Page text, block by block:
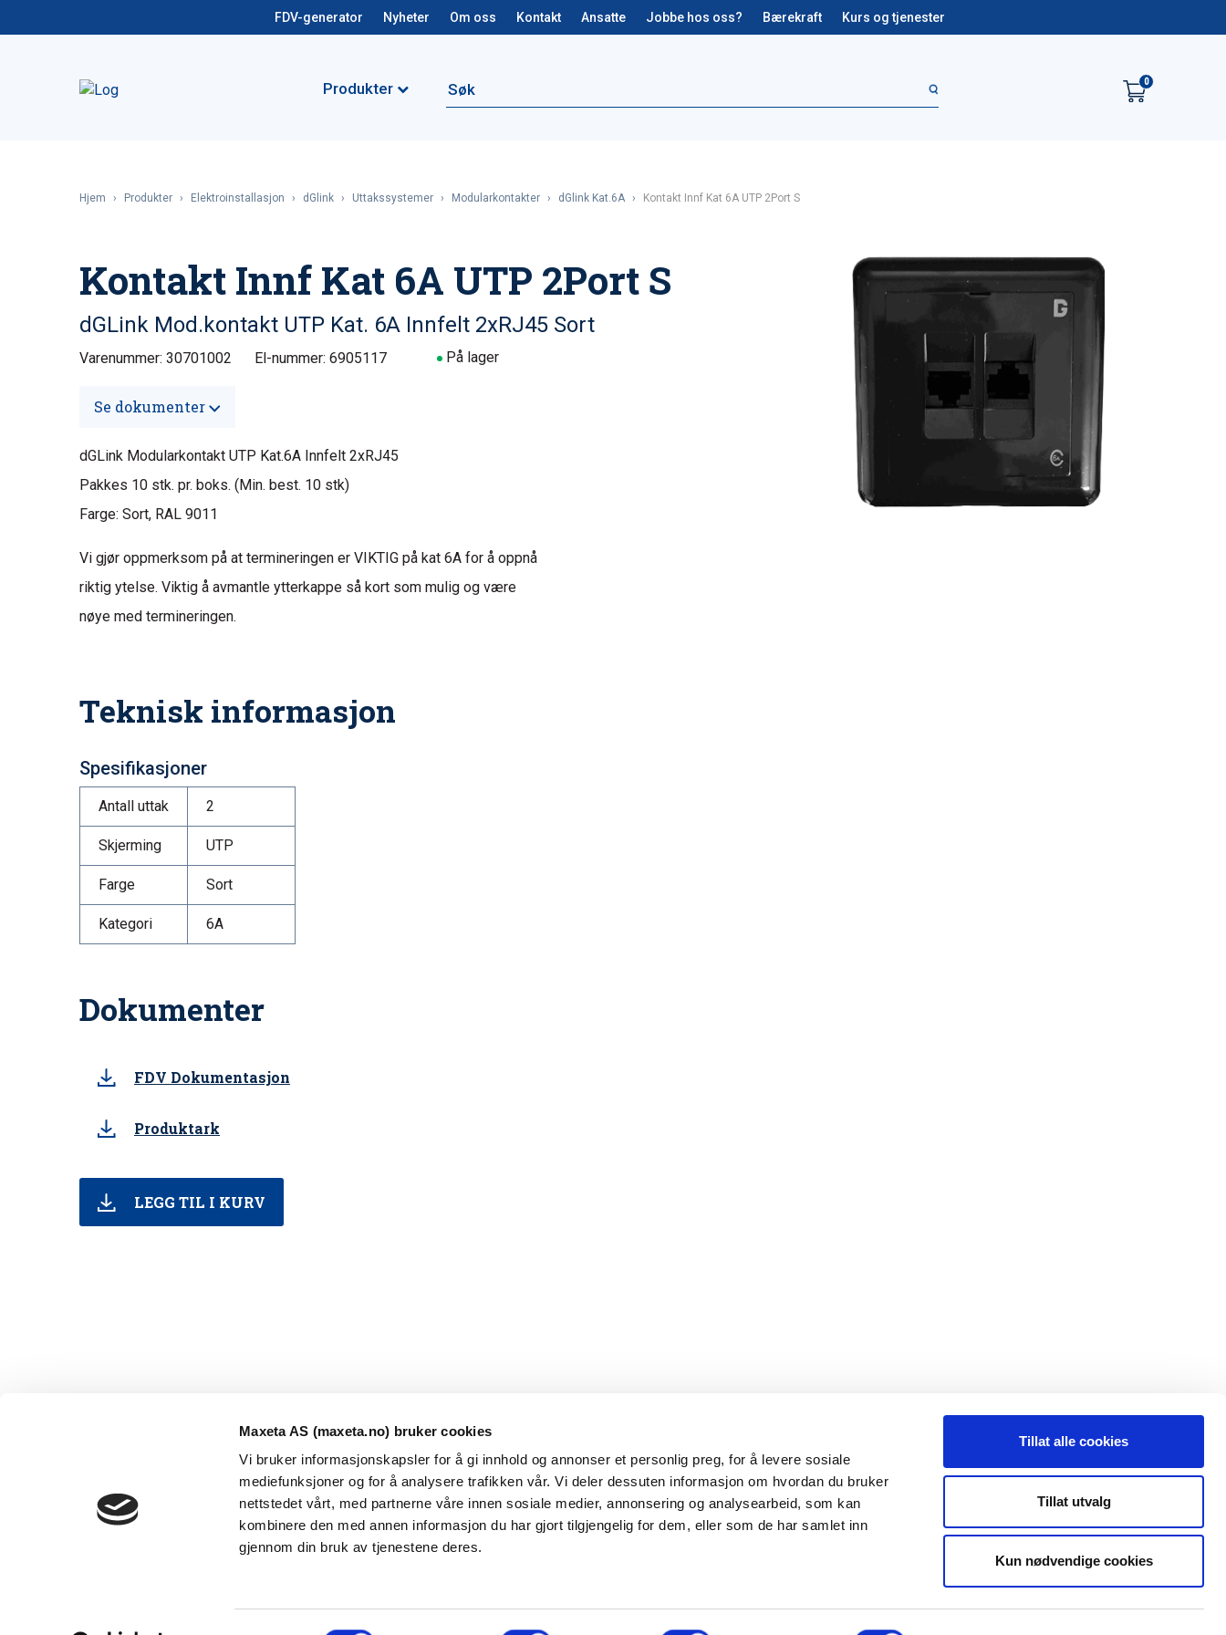
Maxeta AS (maxeta.no) bruker cookies
Vi bruker informasjonskapsler for å gi innhold og annonser et personlig preg, for å levere sosiale
mediefunksjoner og for å analysere trafikken vår. Vi deler dessuten informasjon om hvordan du bruker
nettstedet vårt, med partnerne våre innen sosiale medier, annonsering og analysearbeid, som kan
kombinere den med annen informasjon du har gjort tilgjengelig for dem, eller som de har samlet inn
gjennom din bruk av tjenestene deres.
Tillat alle cookies
Tillat utvalg
Kun nødvendige cookies
FDV-generator Nyheter Om oss Kontakt Ansatte Jobbe hos oss? Bærekraft Kurs og tjenester
Produkter 0
Hjem › Produkter › Elektroinstallasjon › dGlink › Uttakssystemer › Modularkontakter › dGlink Kat.6A › Kontakt Innf Kat 6A UTP 2Port S
Kontakt Innf Kat 6A UTP 2Port S
dGLink Mod.kontakt UTP Kat. 6A Innfelt 2xRJ45 Sort
Varenummer: 30701002 El-nummer: 6905117 På lager
Se dokumenter
dGLink Modularkontakt UTP Kat.6A Innfelt 2xRJ45
Pakkes 10 stk. pr. boks. (Min. best. 10 stk)
Farge: Sort, RAL 9011
Vi gjør oppmerksom på at termineringen er VIKTIG på kat 6A for å oppnå
riktig ytelse. Viktig å avmantle ytterkappe så kort som mulig og være
nøye med termineringen.
Teknisk informasjon
Spesifikasjoner
Antall uttak 2
Skjerming UTP
Farge Sort
Kategori 6A
Dokumenter
FDV Dokumentasjon
Produktark
LEGG TIL I KURV
Maxeta AS har forsynt Norge med elektro-tekniske
Hovedkontor
Maxeta AS
Kontakt oss
Telefon:+47 35 91 40 00
Leveranseområder
Elektroinstallasjon
Elforsyning